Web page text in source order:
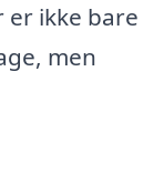
ikke bare
men